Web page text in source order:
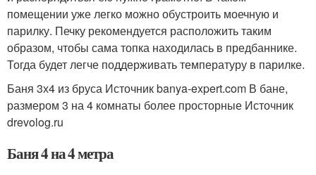
помещении уже легко можно обустроить моечную и
парилку. Печку рекомендуется расположить таким
образом, чтобы сама топка находилась в предбаннике.
Тогда будет легче поддерживать температуру в парилке.
Баня 3х4 из бруса Источник banya-expert.com В бане,
размером 3 на 4 комнаты более просторные Источник
drevolog.ru
Баня 4 на 4 метра